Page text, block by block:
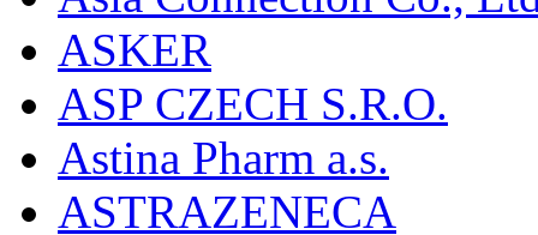
ASKER
ASP CZECH S.R.O.
Astina Pharm a.s.
ASTRAZENECA